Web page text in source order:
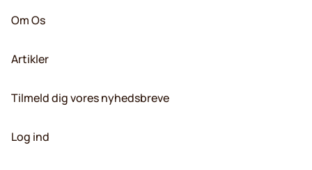
Om Os
Artikler
Tilmeld dig vores nyhedsbreve
Log ind